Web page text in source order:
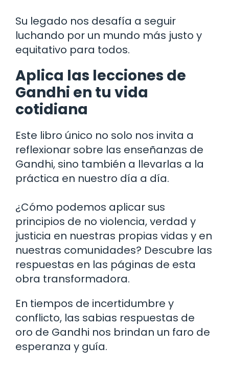
Su legado nos desafía a seguir
luchando por un mundo más justo y
equitativo para todos.
Aplica las lecciones de
Gandhi en tu vida
cotidiana
Este libro único no solo nos invita a
reflexionar sobre las enseñanzas de
Gandhi, sino también a llevarlas a la
práctica en nuestro día a día.
¿Cómo podemos aplicar sus
principios de no violencia, verdad y
justicia en nuestras propias vidas y en
nuestras comunidades? Descubre las
respuestas en las páginas de esta
obra transformadora.
En tiempos de incertidumbre y
conflicto, las sabias respuestas de
oro de Gandhi nos brindan un faro de
esperanza y guía.